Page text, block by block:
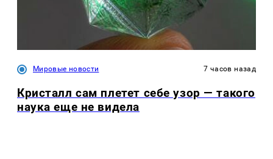
Мировые новости 7 часов назад
Кристалл сам плетет себе узор — такого
наука еще не видела